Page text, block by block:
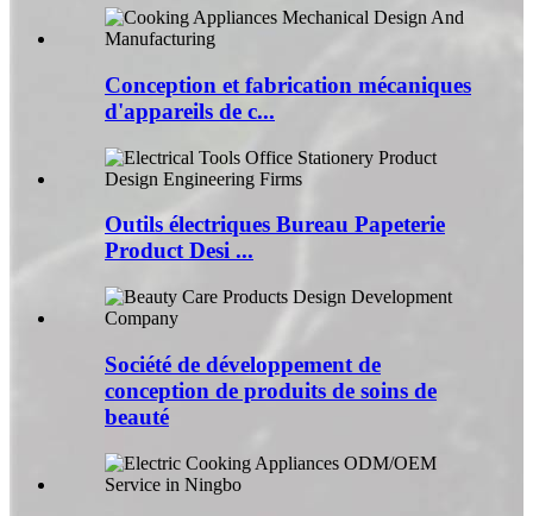
Conception et fabrication mécaniques
d'appareils de c...
Outils électriques Bureau Papeterie
Product Desi ...
Société de développement de
conception de produits de soins de
beauté